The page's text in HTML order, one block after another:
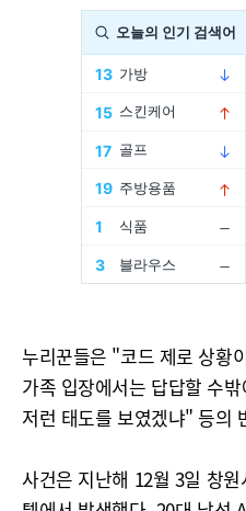
누리꾼들은 "코드 제로 상황
가족 입장에서는 답답할 수
저런 태도를 보였겠냐" 등의
사건은 지난해 12월 3일 창